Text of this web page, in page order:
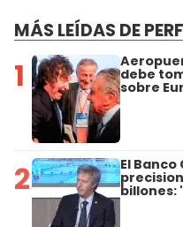
MÁS LEÍDAS DE
1 debe
sobre
2 El
billones: